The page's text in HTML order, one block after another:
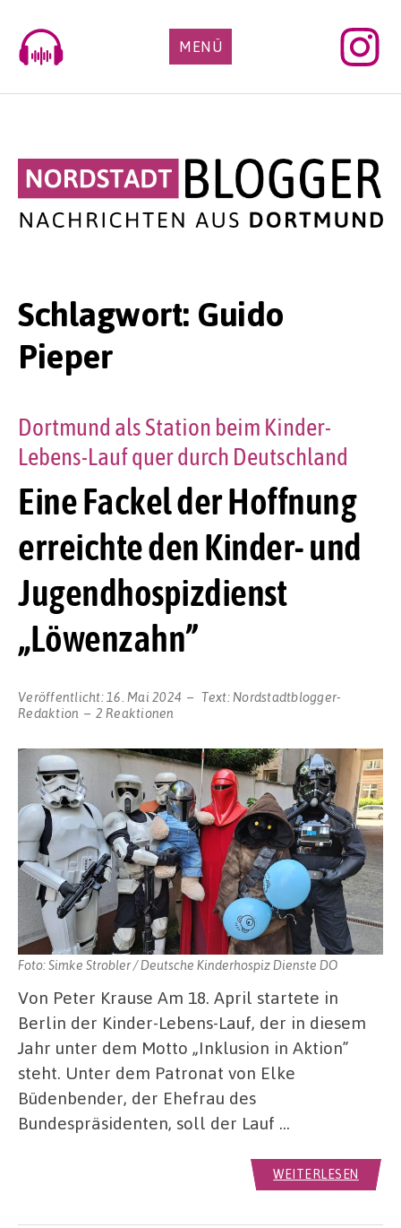
content
MENÜ
Schlagwort: Guido
Pieper
Eine Fackel der Hoffnung
erreichte den Kinder- und
Jugendhospizdienst
„Löwenzahn”
Dortmund als Station beim Kinder-
Lebens-Lauf quer durch Deutschland
Veröffentlicht: 16. Mai 2024 Text: Nordstadtblogger-
Redaktion
2 Reaktionen
Foto: Simke Strobler / Deutsche Kinderhospiz Dienste DO
Von Peter Krause Am 18. April startete in
Berlin der Kinder-Lebens-Lauf, der in diesem
Jahr unter dem Motto „Inklusion in Aktion”
steht. Unter dem Patronat von Elke
Büdenbender, der Ehefrau des
Bundespräsidenten, soll der Lauf …
WEITERLESEN